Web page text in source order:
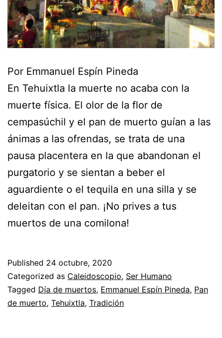
Por Emmanuel Espín Pineda
En Tehuixtla la muerte no acaba con la
muerte física. El olor de la flor de
cempasúchil y el pan de muerto guían a las
ánimas a las ofrendas, se trata de una
pausa placentera en la que abandonan el
purgatorio y se sientan a beber el
aguardiente o el tequila en una silla y se
deleitan con el pan. ¡No prives a tus
muertos de una comilona!
Published 24 octubre, 2020
Categorized as Caleidoscopio, Ser Humano
Tagged Día de muertos, Emmanuel Espín Pineda, Pan
de muerto, Tehuixtla, Tradición